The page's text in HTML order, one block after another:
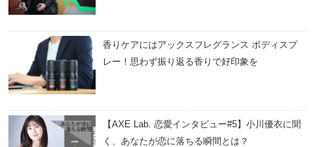
香りケアにはアックスフレグランス ボディスプ
レー！思わず振り返る香りで好印象を
【AXE Lab. 恋愛インタビュー#5】小川優衣に聞
く、あなたが恋に落ちる瞬間とは？